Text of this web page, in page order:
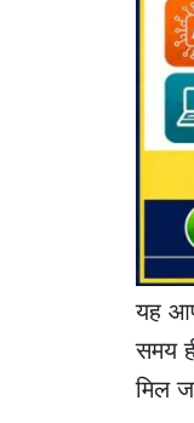
यह
समय
मिल